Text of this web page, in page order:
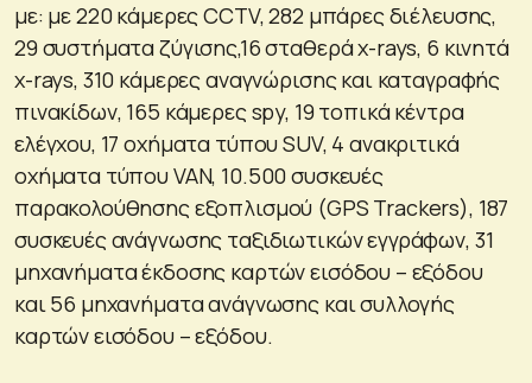
με: με 220 κάμερες CCTV, 282 μπάρες διέλευσης,
29 συστήματα ζύγισης,16 σταθερά x-rays, 6 κινητά
x-rays, 310 κάμερες αναγνώρισης και καταγραφής
πινακίδων, 165 κάμερες spy, 19 τοπικά κέντρα
ελέγχου, 17 οχήματα τύπου SUV, 4 ανακριτικά
οχήματα τύπου VAN, 10.500 συσκευές
παρακολούθησης εξοπλισμού (GPS Trackers), 187
συσκευές ανάγνωσης ταξιδιωτικών εγγράφων, 31
μηχανήματα έκδοσης καρτών εισόδου – εξόδου
και 56 μηχανήματα ανάγνωσης και συλλογής
καρτών εισόδου – εξόδου.